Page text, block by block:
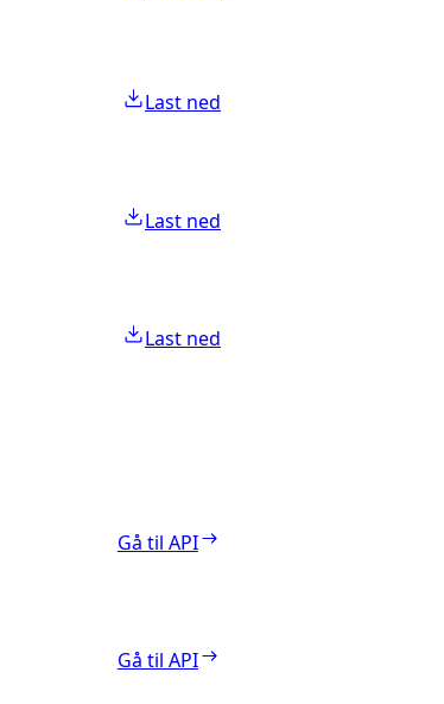
Last ned
Last ned
Last ned
Gå til API
Gå til API